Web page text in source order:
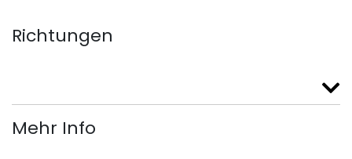
Richtungen
Mehr Info